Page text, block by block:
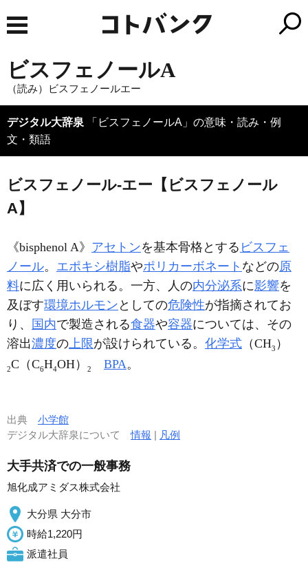
ビスフェノールA
（読み）ビスフェノールエー
デジタル大辞泉 「ビスフェノールA」の意味・読み・例
文・類語
ビスフェノール‐エー【ビスフェノール
A】
《bisphenol A》 アセトンを基本骨格とする ビスフェ
ノール。 エポキシ樹脂やポリカーボネート などの原
料に広く用いられる。一方、人の内分泌系に影響を
及ぼす環境ホルモン としての危険性が指摘されてお
り、
国内で製造される食器や容器については、その
溶出濃度の上限が設けられている。 化学式 （CH3 ）
2C（C6H4OH） 2 BPA 。
出典 小学館
デジタル大辞泉について情報 | 凡例
大手共済での一般事務
旭化成アミダス株式会社
大分県 大分市
時給1,220円
派遣社員